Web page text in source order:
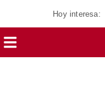
Hoy interesa: